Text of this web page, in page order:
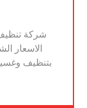
الاسعار
بتنظيف